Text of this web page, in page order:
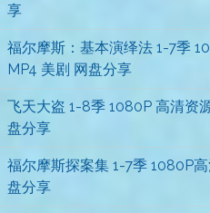
享
福尔摩斯：基本演绎法 1-7季
MP4 美剧 网盘分享
飞天大盗 1-8季 1080P 高清资
盘分享
福尔摩斯探案集 1-7季 1080P
盘分享